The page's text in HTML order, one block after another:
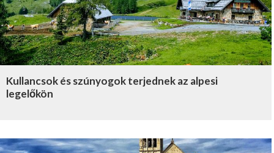
Kullancsok és szúnyogok terjednek az alpesi
legelőkön